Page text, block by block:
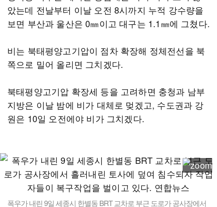
았는데 전날부터 이날 오전 8시까지 누적 강수량을
보면 부산과 울산은 0㎜이고 대구는 1.1㎜에 그쳤다.
비는 북태평양고기압이 점차 확장해 정체전선을 북
쪽으로 밀어 올리면 그치겠다.
북태평양고기압 확장세 등을 고려하면 충청과 남부
지방은 이날 밤에 비가 대체로 멎겠고, 수도권과 강
원은 10일 오전에야 비가 그치겠다.
폭우가 내린 9일 세종시 한별동 BRT 교차로 부근 도로가 공사장에서